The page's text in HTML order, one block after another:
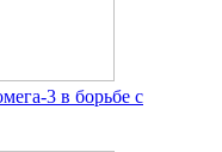
3 в борьбе с